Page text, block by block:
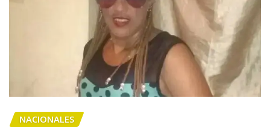
NACIONALES